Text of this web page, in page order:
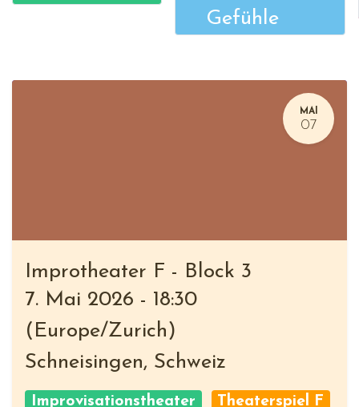
Gefühle
MAI
07
Improtheater F - Block 3
7. Mai 2026 - 18:30
( Europe/Zurich )
Schneisingen, Schweiz
Improvisationstheater Theaterspiel F